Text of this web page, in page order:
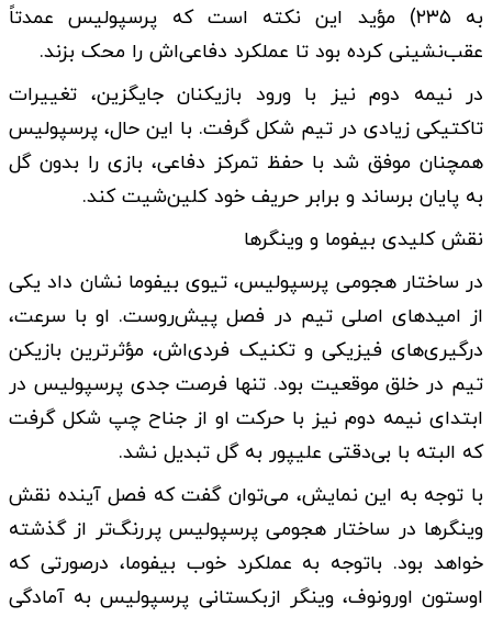
به ۲۳۵) مؤید این نکته است که پرسپولیس عمدتاً
عقب‌نشینی کرده بود تا عملکرد دفاعی‌اش را محک بزند.
در نیمه دوم نیز با ورود بازیکنان جایگزین، تغییرات
تاکتیکی زیادی در تیم شکل گرفت. با این حال، پرسپولیس
همچنان موفق شد با حفظ تمرکز دفاعی، بازی را بدون گل
به پایان برساند و برابر حریف خود کلین‌شیت کند.
نقش کلیدی بیفوما و وینگرها
در ساختار هجومی پرسپولیس، تیوی بیفوما نشان داد یکی
از امیدهای اصلی تیم در فصل پیش‌روست. او با سرعت،
درگیری‌های فیزیکی و تکنیک فردی‌اش، مؤثرترین بازیکن
تیم در خلق موقعیت بود. تنها فرصت جدی پرسپولیس در
ابتدای نیمه دوم نیز با حرکت او از جناح چپ شکل گرفت
که البته با بی‌دقتی علیپور به گل تبدیل نشد.
با توجه به این نمایش، می‌توان گفت که فصل آینده نقش
وینگرها در ساختار هجومی پرسپولیس پررنگ‌تر از گذشته
خواهد بود. باتوجه به عملکرد خوب بیفوما، درصورتی که
اوستون اورونوف، وینگر ازبکستانی پرسپولیس به آمادگی